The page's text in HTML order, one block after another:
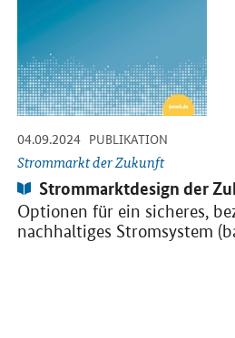
04.09.2024 -
PUBLIKATION
Strommarkt der Zukunft
Publikation:
Strommarktdesign der
Optionen für ein sicheres,
nachhaltiges Stromsystem